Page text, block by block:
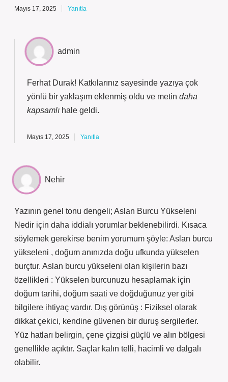
Mayıs 17, 2025 Yanıtla
admin
Ferhat Durak! Katkılarınız sayesinde yazıya çok
yönlü bir yaklaşım eklenmiş oldu ve metin daha
kapsamlı hale geldi.
Mayıs 17, 2025 Yanıtla
Nehir
Yazının genel tonu dengeli; Aslan Burcu Yükseleni
Nedir için daha iddialı yorumlar beklenebilirdi. Kısaca
söylemek gerekirse benim yorumum şöyle: Aslan burcu
yükseleni , doğum anınızda doğu ufkunda yükselen
burçtur. Aslan burcu yükseleni olan kişilerin bazı
özellikleri : Yükselen burcunuzu hesaplamak için
doğum tarihi, doğum saati ve doğduğunuz yer gibi
bilgilere ihtiyaç vardır. Dış görünüş : Fiziksel olarak
dikkat çekici, kendine güvenen bir duruş sergilerler.
Yüz hatları belirgin, çene çizgisi güçlü ve alın bölgesi
genellikle açıktır. Saçlar kalın telli, hacimli ve dalgalı
olabilir.